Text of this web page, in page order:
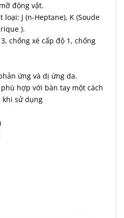
động vật.
J (n-Heptane), K (Soude
).
chống xé cấp độ 1, chống
ứng và dị ứng da.
hợp với bàn tay một cách
khi sử dụng